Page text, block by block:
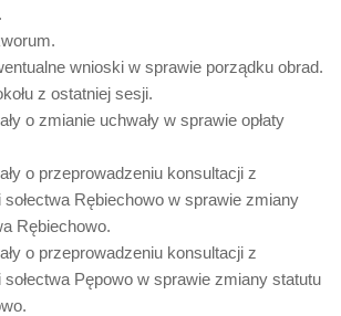
wnioski w sprawie porządku obrad.
z ostatniej sesji.
o zmianie uchwały w sprawie opłaty
o przeprowadzeniu konsultacji z
Rębiechowo w sprawie zmiany
Rębiechowo.
o przeprowadzeniu konsultacji z
Pępowo w sprawie zmiany statutu